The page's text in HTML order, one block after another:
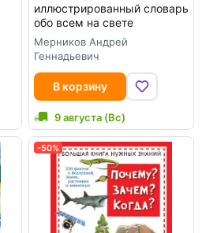
иллюстрированный словарь
обо всем на свете
Мерников Андрей
Геннадьевич
В корзину
9 августа (Вс)
-50%